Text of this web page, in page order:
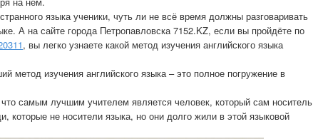
языка ученики, чуть ли не всё время должны разговаривать
А на сайте города Петропавловска 7152.KZ, если вы пройдёте по
, вы легко узнаете какой метод изучения английского языка
метод изучения английского языка – это полное погружение в
самым лучшим учителем является человек, который сам носитель
которые не носители языка, но они долго жили в этой языковой